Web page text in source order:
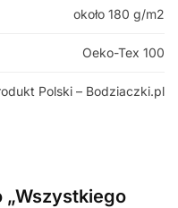
około 180 g/m2
Oeko-Tex 100
Polski – Bodziaczki.pl
„Wszystkiego